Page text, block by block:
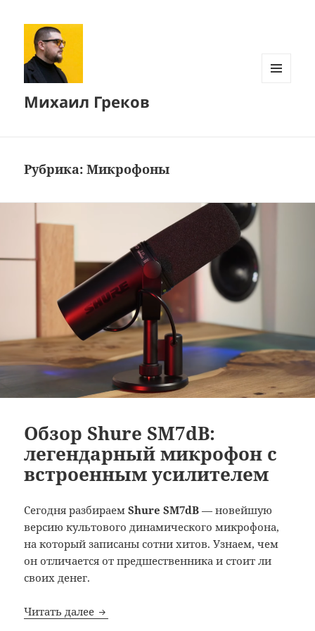
Михаил Греков
Рубрика:Микрофоны
Обзор Shure SM7dB:
легендарный микрофон с
встроенным усилителем
Сегодня разбираемShure SM7dB — новейшую
версию культового динамического микрофона,
на который записаны сотни хитов. Узнаем, чем
он отличается от предшественника и стоит ли
своих денег.
Читать далее Обзор Shure SM7dB: легендарный